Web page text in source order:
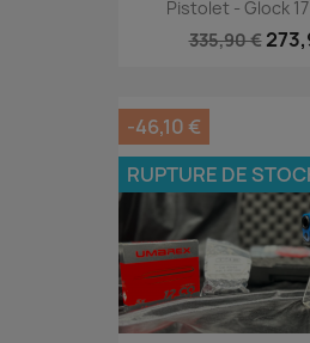
Pistolet - Glock
335,90 €
-46,10 €
RUPTURE DE